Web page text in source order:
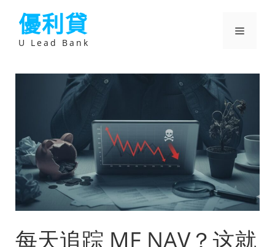
優利貸
U Lead Bank
選
每天追踪 MF NAV？这就